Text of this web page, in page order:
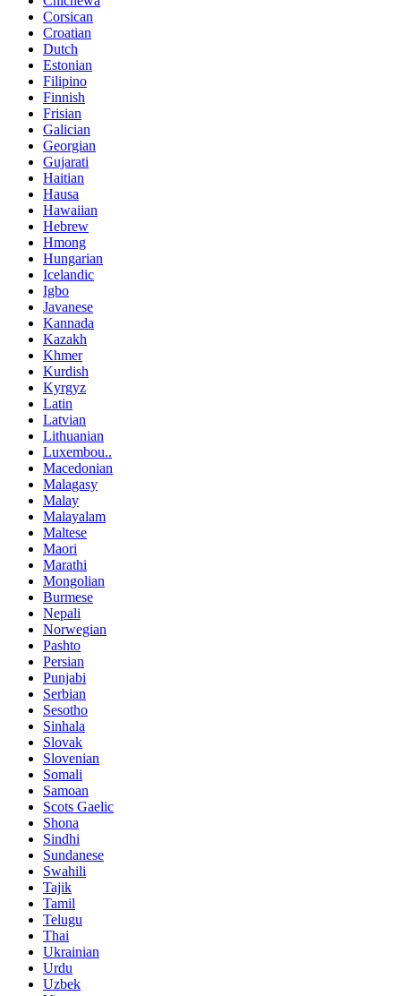
Corsican
Croatian
Dutch
Estonian
Filipino
Finnish
Frisian
Galician
Georgian
Gujarati
Haitian
Hausa
Hawaiian
Hebrew
Hmong
Hungarian
Icelandic
Igbo
Javanese
Kannada
Kazakh
Khmer
Kurdish
Kyrgyz
Latin
Latvian
Lithuanian
Luxembou..
Macedonian
Malagasy
Malay
Malayalam
Maltese
Maori
Marathi
Mongolian
Burmese
Nepali
Norwegian
Pashto
Persian
Punjabi
Serbian
Sesotho
Sinhala
Slovak
Slovenian
Somali
Samoan
Scots Gaelic
Shona
Sindhi
Sundanese
Swahili
Tajik
Tamil
Telugu
Thai
Ukrainian
Urdu
Uzbek